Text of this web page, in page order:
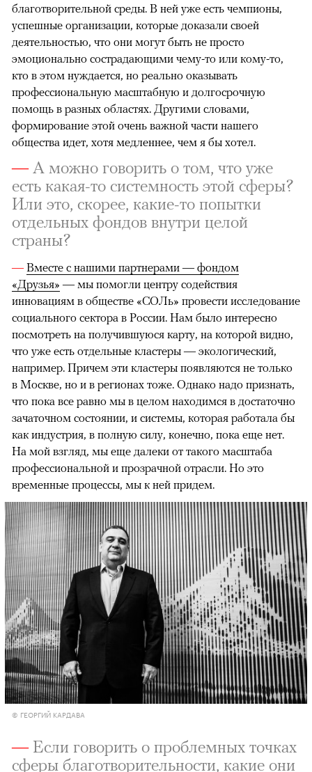
благотворительной среды. В ней уже есть чемпионы,
успешные организации, которые доказали своей
деятельностью, что они могут быть не просто
эмоционально сострадающими чему-то или кому-то,
кто в этом нуждается, но реально оказывать
профессиональную масштабную и долгосрочную
помощь в разных областях. Другими словами,
формирование этой очень важной части нашего
общества идет, хотя медленнее, чем я бы хотел.
—А можно говорить о том, что уже
есть какая-то системность этой сферы?
Или это, скорее, какие-то попытки
отдельных фондов внутри целой
страны?
— Вместе с нашими партнерами — фондом
«Друзья» — мы помогли центру содействия
инновациям в обществе «СОЛь» провести исследование
социального сектора в России. Нам было интересно
посмотреть на получившуюся карту, на которой видно,
что уже есть отдельные кластеры — экологический,
например. Причем эти кластеры появляются не только
в Москве, но и в регионах тоже. Однако надо признать,
что пока все равно мы в целом находимся в достаточно
зачаточном состоянии, и системы, которая работала бы
как индустрия, в полную силу, конечно, пока еще нет.
На мой взгляд, мы еще далеки от такого масштаба
профессиональной и прозрачной отрасли. Но это
временные процессы, мы к ней придем.
© ГЕОРГИЙ КАРДАВА
—Если говорить о проблемных точках
сферы благотворительности, какие они